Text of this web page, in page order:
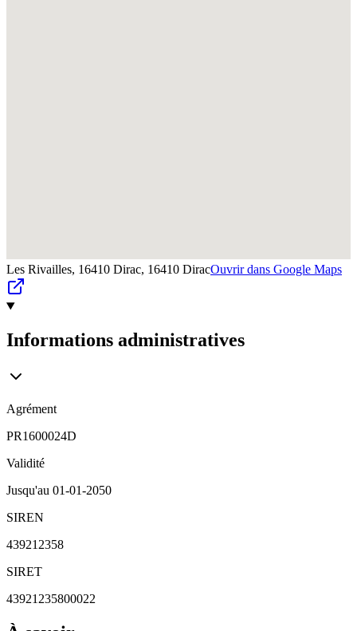
Les Rivailles, 16410 Dirac, 16410 DiracOuvrir dans Google Maps
Informations administratives
Agrément
PR1600024D
Validité
Jusqu'au 01-01-2050
SIREN
439212358
SIRET
43921235800022